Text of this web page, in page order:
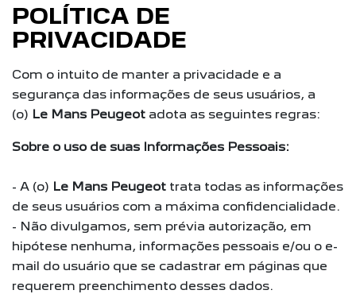
POLÍTICA DE
PRIVACIDADE
Com o intuito de manter a privacidade e a
segurança das informações de seus usuários, a
(o) Le Mans Peugeot adota as seguintes regras:
Sobre o uso de suas Informações Pessoais:
- A (o) Le Mans Peugeot trata todas as informações
de seus usuários com a máxima confidencialidade.
- Não divulgamos, sem prévia autorização, em
hipótese nenhuma, informações pessoais e/ou o e-
mail do usuário que se cadastrar em páginas que
requerem preenchimento desses dados.